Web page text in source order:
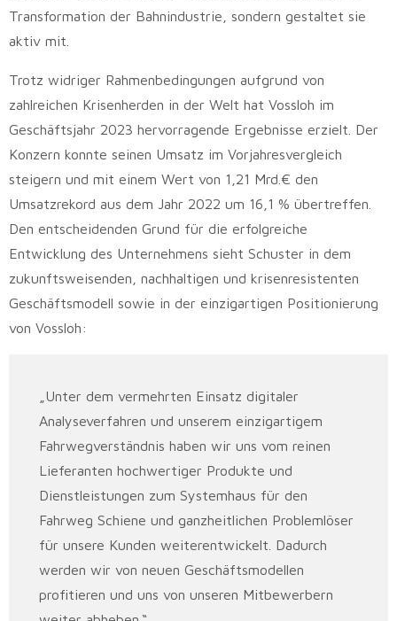
Transformation der Bahnindustrie, sondern gestaltet sie
aktiv mit.
Trotz widriger Rahmenbedingungen aufgrund von
zahlreichen Krisenherden in der Welt hat Vossloh im
Geschäftsjahr 2023 hervorragende Ergebnisse erzielt. Der
Konzern konnte seinen Umsatz im Vorjahresvergleich
steigern und mit einem Wert von 1,21 Mrd.€ den
Umsatzrekord aus dem Jahr 2022 um 16,1 % übertreffen.
Den entscheidenden Grund für die erfolgreiche
Entwicklung des Unternehmens sieht Schuster in dem
zukunftsweisenden, nachhaltigen und krisenresistenten
Geschäftsmodell sowie in der einzigartigen Positionierung
von Vossloh:
„Unter dem vermehrten Einsatz digitaler
Analyseverfahren und unserem einzigartigem
Fahrwegverständnis haben wir uns vom reinen
Lieferanten hochwertiger Produkte und
Dienstleistungen zum Systemhaus für den
Fahrweg Schiene und ganzheitlichen Problemlöser
für unsere Kunden weiterentwickelt. Dadurch
werden wir von neuen Geschäftsmodellen
profitieren und uns von unseren Mitbewerbern